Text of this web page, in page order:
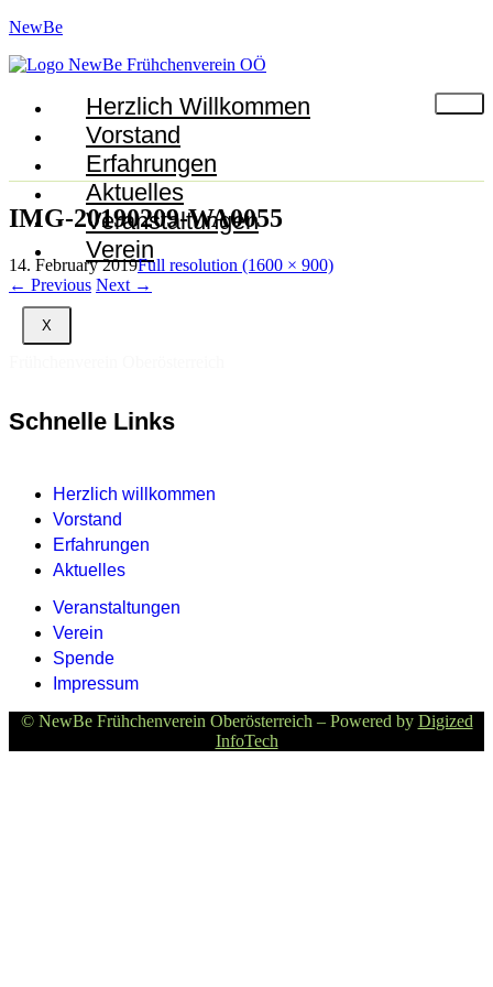
NewBe
Herzlich Willkommen
Vorstand
Erfahrungen
Aktuelles
Veranstaltungen
Verein
X
IMG-20190209-WA0055
14. February 2019Full resolution (1600 × 900)
← Previous Next →
Schnelle Links
Herzlich willkommen
Vorstand
Erfahrungen
Aktuelles
Veranstaltungen
Verein
Spende
Impressum
© NewBe Frühchenverein Oberösterreich – Powered by Digized
InfoTech